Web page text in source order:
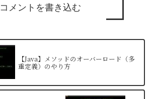
コメントを書き込む
【Java】メソッドのオーバーロード（多
重定義）のやり方